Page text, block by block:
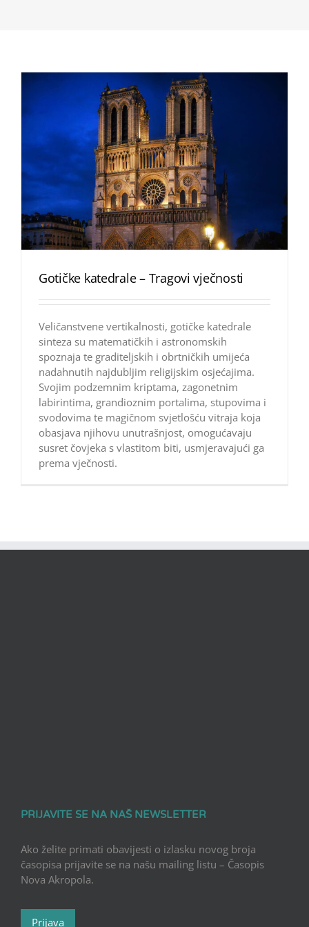
Gotičke katedrale – Tragovi vječnosti
Veličanstvene vertikalnosti, gotičke katedrale
sinteza su matematičkih i astronomskih
spoznaja te graditeljskih i obrtničkih umijeća
nadahnutih najdubljim religijskim osjećajima.
Svojim podzemnim kriptama, zagonetnim
labirintima, grandioznim portalima, stupovima i
svodovima te magičnom svjetlošću vitraja koja
obasjava njihovu unutrašnjost, omogućavaju
susret čovjeka s vlastitom biti, usmjeravajući ga
prema vječnosti.
PRIJAVITE SE NA NAŠ NEWSLETTER
Ako želite primati obavijesti o izlasku novog broja
časopisa prijavite se na našu mailing listu – Časopis
Nova Akropola.
Prijava